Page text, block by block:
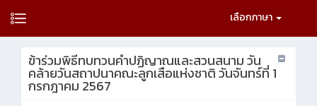
เลือกภาษา
ข้าร่วมพิธีทบทวนคำปฏิญาณและสวนสนาม วัน
คล้ายวันสถาปนาคณะลูกเสือแห่งชาติ วันจันทร์ที่ 1
กรกฎาคม 2567